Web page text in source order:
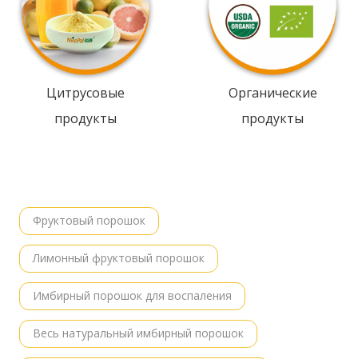
Цитрусовые
продукты
Органические
продукты
Фруктовый порошок
Лимонный фруктовый порошок
Имбирный порошок для воспаления
Весь натуральный имбирный порошок